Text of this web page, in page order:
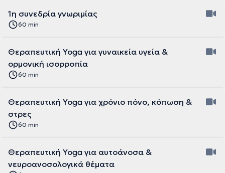
1η συνεδρία γνωριμίας
60 min
Θεραπευτική Yoga για γυναικεία υγεία &
ορμονική ισορροπία
60 min
Θεραπευτική Yoga για χρόνιο πόνο, κόπωση &
στρες
60 min
Θεραπευτική Yoga για αυτοάνοσα &
νευροανοσολογικά θέματα